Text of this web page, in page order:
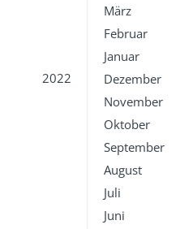
März
Februar
Januar
2022
Dezember
November
Oktober
September
August
Juli
Juni